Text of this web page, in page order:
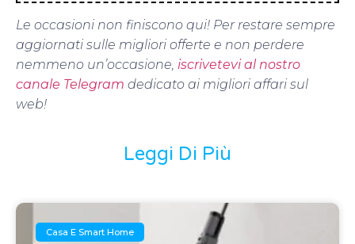
Le occasioni non finiscono qui! Per restare sempre
aggiornati sulle migliori offerte e non perdere
nemmeno un’occasione, iscrivetevi al nostro
canale Telegram dedicato ai migliori affari sul
web!
Leggi Di Più
Casa E Smart Home